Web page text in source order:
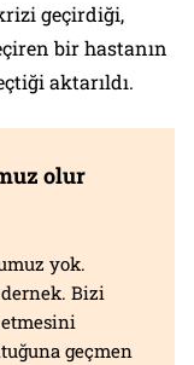
geçirdiği,
bir hastanın
aktarıldı.
olur
yok.
Bizi
geçmen